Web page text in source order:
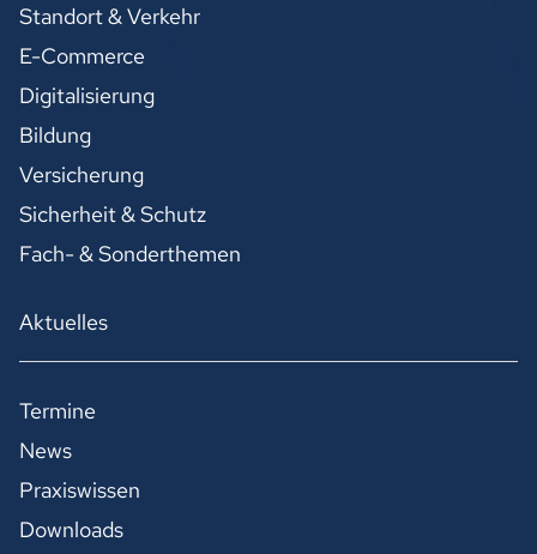
Standort & Verkehr
E-Commerce
Digitalisierung
Bildung
Versicherung
Sicherheit & Schutz
Fach- & Sonderthemen
Aktuelles
Termine
News
Praxiswissen
Downloads